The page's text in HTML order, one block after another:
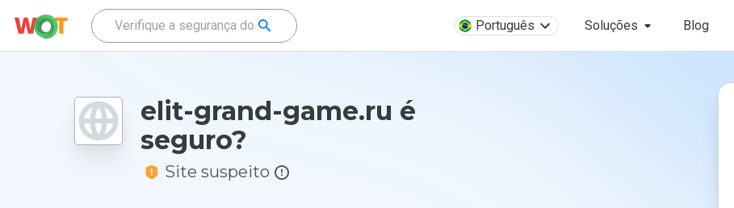
Português Soluções Blog
elit-grand-game.ru é
seguro?
Site suspeito